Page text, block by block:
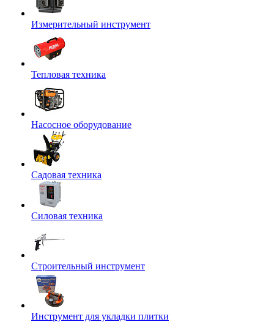
Измерительный инструмент
Тепловая техника
Насосное оборудование
Садовая техника
Силовая техника
Строительный инструмент
Инструмент для укладки плитки